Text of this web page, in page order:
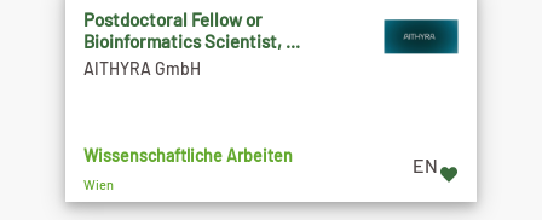
Postdoctoral Fellow or
Bioinformatics Scientist, ...
AITHYRA GmbH
Wissenschaftliche Arbeiten
Wien
EN